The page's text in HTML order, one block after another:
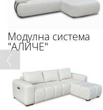
Модулна система
"АЛИЧЕ"